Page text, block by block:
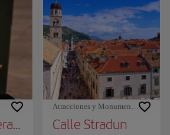
de Dubrovnik
Atracciones y Monumentos
Calle Stradun